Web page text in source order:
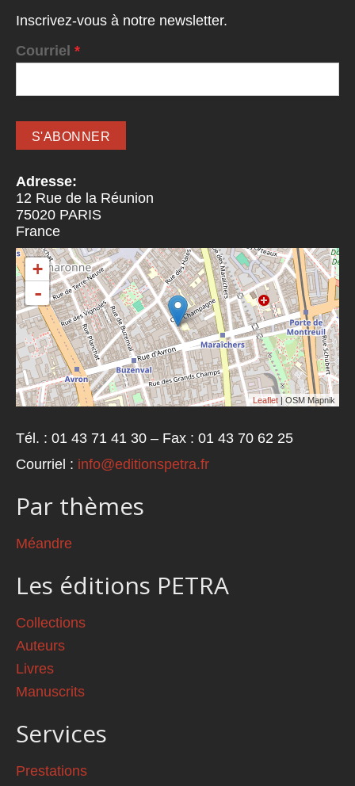
Inscrivez-vous à notre newsletter.
Courriel *
Adresse:
12 Rue de la Réunion
75020 PARIS
France
+
-
Leaflet | OSM Mapnik
Tél. : 01 43 71 41 30 – Fax : 01 43 70 62 25
Courriel : info@editionspetra.fr
Par thèmes
Méandre
Les éditions PETRA
Collections
Auteurs
Livres
Manuscrits
Services
Prestations